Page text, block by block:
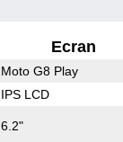
Ecran
Moto G8 Play
IPS LCD
6.2"